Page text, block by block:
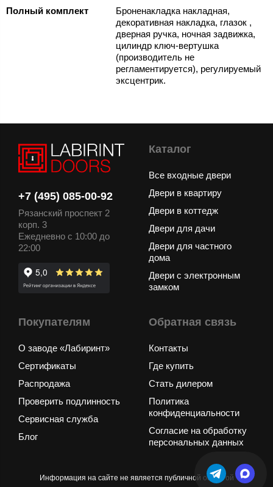
Полный комплект
Броненакладка накладная,
декоративная накладка, глазок ,
дверная ручка, ночная задвижка,
цилиндр ключ-вертушка
(производитель не
регламентируется), регулируемый
эксцентрик.
+7 (495) 085-00-92
Рязанский проспект 2
корп. 3
Ежедневно с 10:00 до
22:00
Каталог
Все входные двери
Двери в квартиру
Двери в коттедж
Двери для дачи
Двери для частного
дома
Двери с электронным
замком
Покупателям
О заводе «Лабиринт»
Сертификаты
Распродажа
Проверить подлинность
Сервисная служба
Блог
Обратная связь
Контакты
Где купить
Стать дилером
Политика
конфиденциальности
Согласие на обработку
персональных данных
Информация на сайте не является публичной офертой